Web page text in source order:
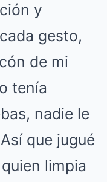
y
gesto,
de mi
tenía
nadie le
que jugué
limpia